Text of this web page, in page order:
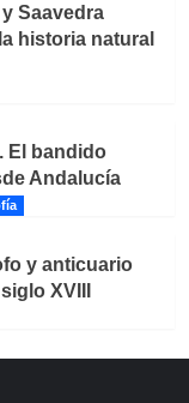
Saavedra
historia natural
El bandido
Andalucía
y anticuario
XVIII